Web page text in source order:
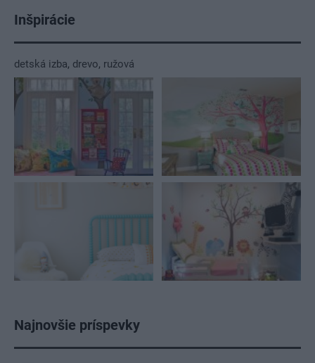
Inšpirácie
detská izba, drevo, ružová
Najnovšie príspevky